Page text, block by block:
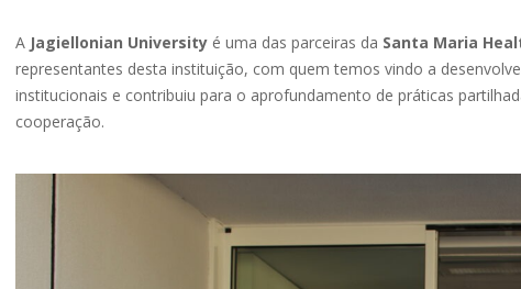
A Jagiellonian University é uma das parceiras da Santa Maria
representantes desta instituição, com quem temos vindo a
institucionais e contribuiu para o aprofundamento de práticas
cooperação.